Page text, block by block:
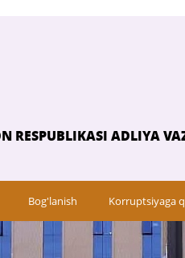
RESPUBLIKASI ADLIYA
Bog'lanish Korruptsiyaga